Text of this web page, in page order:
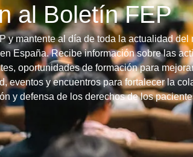
al Boletín FEP
y mantente al día de toda la actualidad del
España. Recibe información sobre las
oportunidades de formación para
eventos y encuentros para fortalecer la
y defensa de los derechos de los